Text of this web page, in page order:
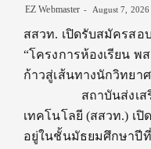
EZ Webmaster August 7, 2026
สสวท. เปิดรับสมัครสอ
“โครงการห้องเรียน พ
ก้าวสู่เส้นทางนักวิทย
สถาบันส่งเสริมก
เทคโนโลยี (สสวท.) เ
อยู่ในชั้นมัธยมศึกษาปีที่